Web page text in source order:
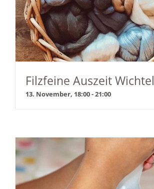
Filzfeine Auszeit Wichtel
13. November, 18:00-21:00